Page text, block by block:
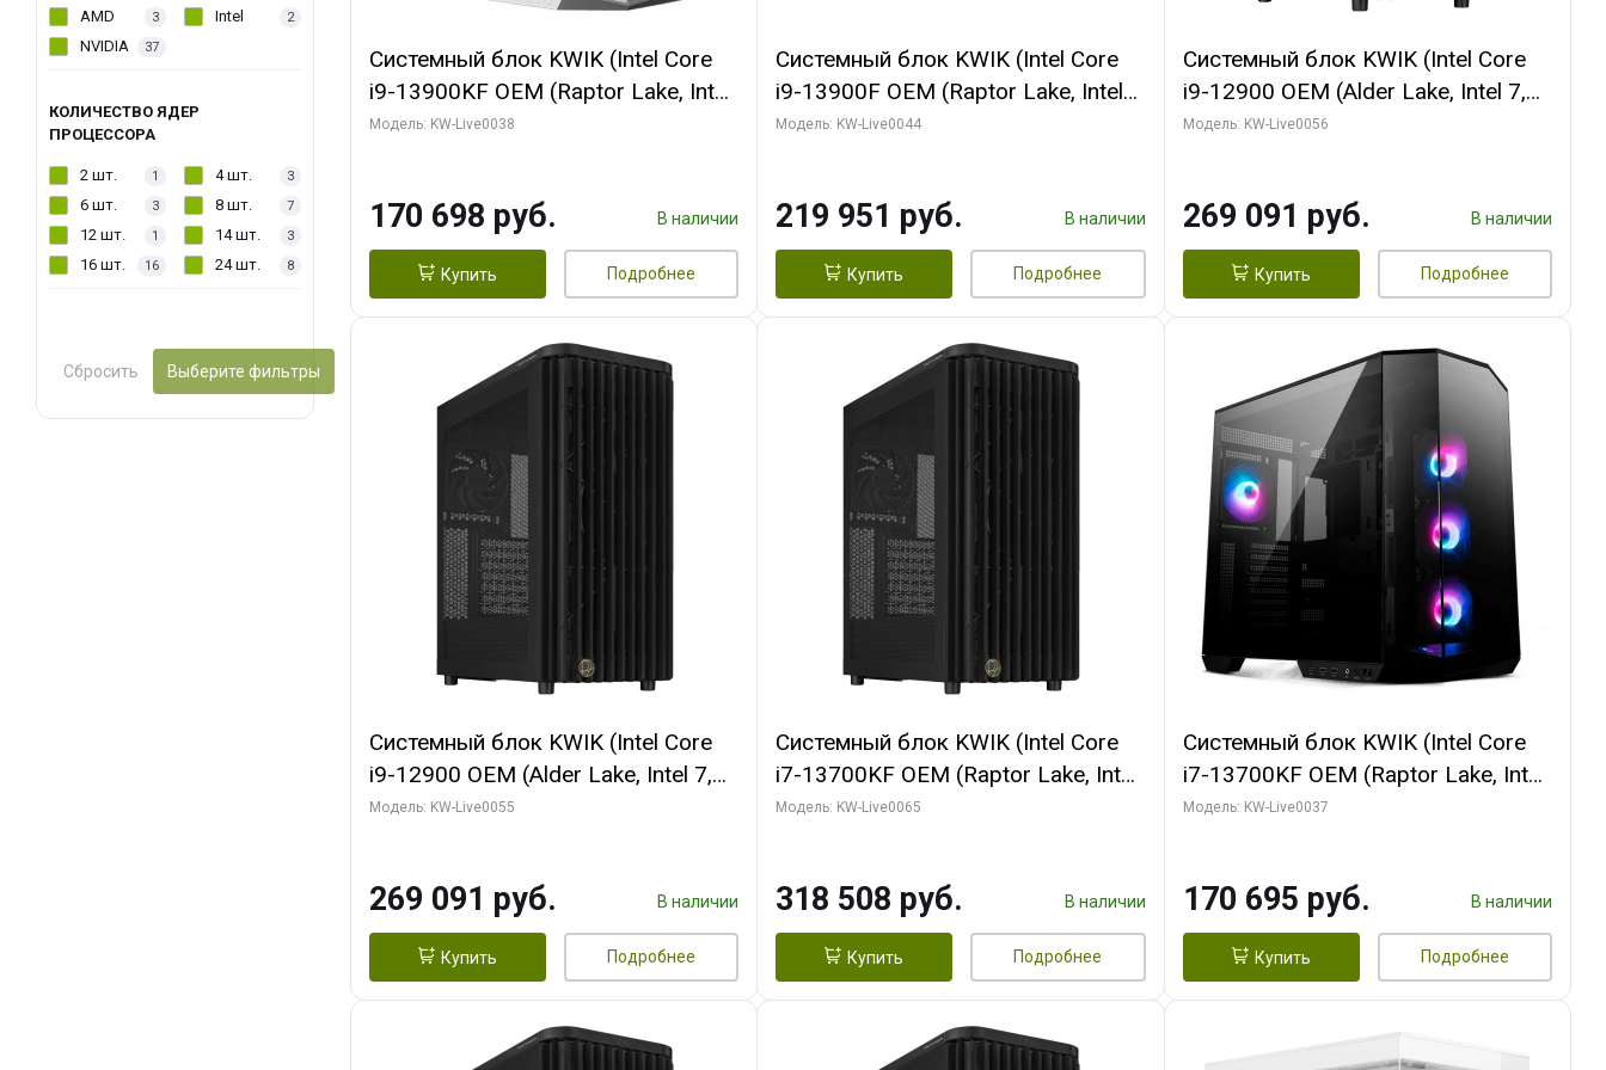
AMD 3 Intel 2
NVIDIA 37
КОЛИЧЕСТВО ЯДЕР
ПРОЦЕССОРА
2 шт. 1 4 шт. 3
6 шт. 3 8 шт. 7
12 шт. 1 14 шт. 3
16 шт. 16 24 шт. 8
Сбросить Выберите фильтры
Системный блок KWIK (Intel Core
i9-13900KF OEM (Raptor Lake, Intel
7, C24 16EC/8P/ 32 ГБ ОЗУ (2
2xDP 2/ 960 ГБ SSD)
Модель: KW-Live0038
170 698 руб. В наличии
Купить Подробнее
Системный блок KWIK (Intel Core
i9-13900F OEM (Raptor Lake, Intel
7, Efficient-co/ 32 ГБ ОЗУ (2
HD/ 512 ГБ SSD)
Модель: KW-Live0044
219 951 руб. В наличии
Купить Подробнее
Системный блок KWIK (Intel Core
i9-12900 OEM (Alder Lake, Intel 7,
C16 8EC/8PC/T2/ 64 ГБ ОЗУ (2
ТБ SSD)
Модель: KW-Live0056
269 091 руб. В наличии
Купить Подробнее
Системный блок KWIK (Intel Core
i9-12900 OEM (Alder Lake, Intel 7,
C16 8EC/8PC/T2/ 64 ГБ ОЗУ (2
HDMI/ 1 ТБ SSD)
Модель: KW-Live0055
269 091 руб. В наличии
Купить Подробнее
Системный блок KWIK (Intel Core
i7-13700KF OEM (Raptor Lake, Intel
7, C16 8EC/8PC/ 64 ГБ ОЗУ (2
2/ 1 ТБ SSD)
Модель: KW-Live0065
318 508 руб. В наличии
Купить Подробнее
Системный блок KWIK (Intel Core
i7-13700KF OEM (Raptor Lake, Intel
7, C16 8EC/8PC/ 32 ГБ ОЗУ (2
HDMI/ 1 ТБ SSD)
Модель: KW-Live0037
170 695 руб. В наличии
Купить Подробнее